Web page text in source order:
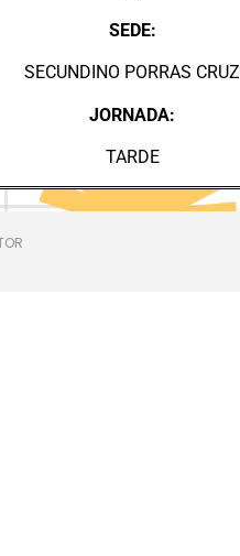
SEDE:
SECUNDINO PORRAS CRUZ
JORNADA:
TARDE